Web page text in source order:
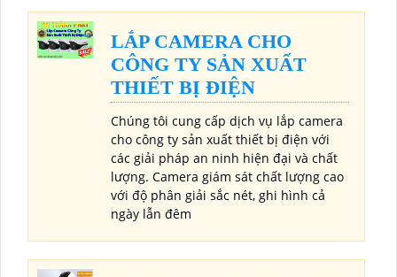
LẮP CAMERA CHO
CÔNG TY SẢN XUẤT
THIẾT BỊ ĐIỆN
Chúng tôi cung cấp dịch vụ lắp camera
cho công ty sản xuất thiết bị điện với
các giải pháp an ninh hiện đại và chất
lượng. Camera giám sát chất lượng cao
với độ phân giải sắc nét, ghi hình cả
ngày lẫn đêm